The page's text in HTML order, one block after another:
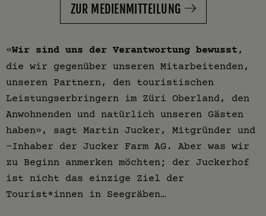
ZUR MEDIENMITTEILUNG
«Wir sind uns der Verantwortung bewusst ,
die wir gegenüber unseren Mitarbeitenden,
unseren Partnern, den touristischen
Leistungserbringern im Züri Oberland, den
Anwohnenden und natürlich unseren Gästen
haben», sagt Martin Jucker, Mitgründer und
-Inhaber der Jucker Farm AG. Aber was wir
zu Beginn anmerken möchten; der Juckerhof
ist nicht das einzige Ziel der
Tourist*innen in Seegräben…